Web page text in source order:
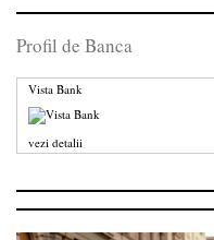
Profil de Banca
Vista Bank
vezi detalii